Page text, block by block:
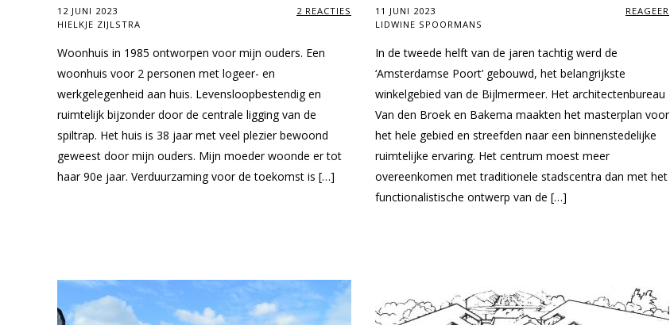
12 JUNI 2023
2 REACTIES
HIELKJE ZIJLSTRA
Woonhuis in 1985 ontworpen voor mijn ouders. Een
woonhuis voor 2 personen met logeer- en
werkgelegenheid aan huis. Levensloopbestendig en
ruimtelijk bijzonder door de centrale ligging van de
spiltrap. Het huis is 38 jaar met veel plezier bewoond
geweest door mijn ouders. Mijn moeder woonde er tot
haar 90e jaar. Verduurzaming voor de toekomst is […]
11 JUNI 2023
REAGEER
LIDWINE SPOORMANS
In de tweede helft van de jaren tachtig werd de
‘Amsterdamse Poort’ gebouwd, het belangrijkste
winkelgebied van de Bijlmermeer. Het architectenbureau
Van den Broek en Bakema maakten het masterplan voor
het hele gebied en streefden naar een binnenstedelijke
ruimtelijke ervaring. Het centrum moest meer
overeenkomen met traditionele stadscentra dan met het
functionalistische ontwerp van de […]